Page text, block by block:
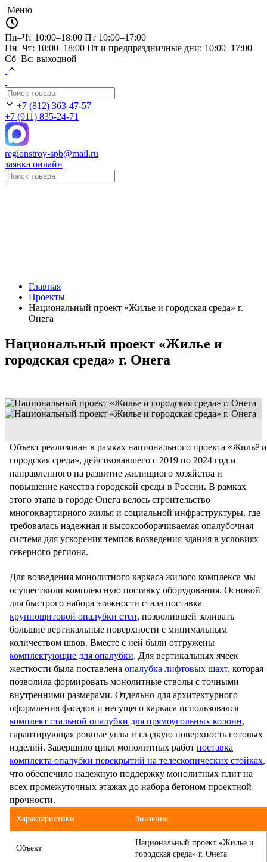
Меню
Пн–Чт 10:00–18:00 Пт 10:00–17:00
Пн–Чт: 10:00–18:00 Пт и предпраздничные дни: 10:00–17:00
Сб–Вс: выходной
+7 (812) 363-47-57
+7 (911) 835-24-71
regionstroy-spb@mail.ru
заявка онлайн
Главная
Проекты
Национальный проект «Жилье и городская среда» г.
Онега
Национальный проект «Жилье и
городская среда» г. Онега
Объект реализован в рамках национального проекта «Жильё и
городская среда», действовавшего с 2019 по 2024 год и
направленного на развитие жилищного хозяйства и
повышение качества городской среды в России. В рамках
этого этапа в городе Онега велось строительство
многоквартирного жилья и социальной инфраструктуры, где
требовалась надежная и высокооборачиваемая опалубочная
система для ускорения темпов возведения здания в условиях
северного региона.
Для возведения монолитного каркаса жилого комплекса мы
осуществили комплексную поставку оборудования. Основой
для быстрого набора этажности стала поставка
крупнощитовой опалубки стен, позволившей заливать
большие вертикальные поверхности с минимальным
количеством швов. Вместе с ней были отгружены
комплектующие для опалубки. Для вертикальных ячеек
жесткости была поставлена опалубка лифтовых шахт, которая
позволила формировать монолитные стволы с точными
внутренними размерами. Отдельно для архитектурного
оформления фасадов и несущего каркаса использовался
комплект стальной опалубки для прямоугольных колонн,
гарантирующая ровные углы и гладкую поверхность готовых
изделий. Завершило цикл монолитных работ поставка
комплекта опалубки перекрытий на телескопических стойках,
что обеспечило надежную поддержку монолитных плит на
всех промежуточных этажах до набора бетоном проектной
прочности.
Характеристики Значение
Объект
Национальный проект «Жилье и
городская среда» г. Онега